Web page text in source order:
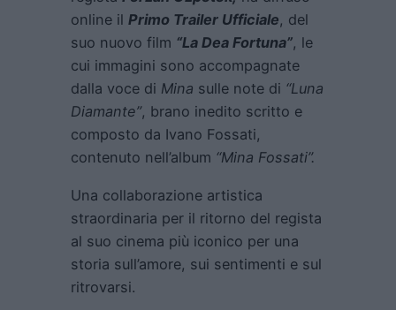
online il Primo Trailer Ufficiale, del
suo nuovo film “La Dea Fortuna”, le
cui immagini sono accompagnate
dalla voce di Mina sulle note di “Luna
Diamante”, brano inedito scritto e
composto da Ivano Fossati,
contenuto nell’album “Mina Fossati”.
Una collaborazione artistica
straordinaria per il ritorno del regista
al suo cinema più iconico per una
storia sull’amore, sui sentimenti e sul
ritrovarsi.